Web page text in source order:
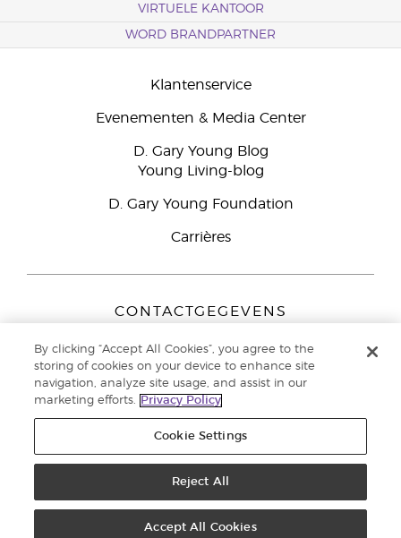
VIRTUELE KANTOOR
WORD BRANDPARTNER
Klantenservice
Evenementen & Media Center
D. Gary Young Blog
Young Living-blog
D. Gary Young Foundation
Carrières
CONTACTGEGEVENS
Peizerweg 97
9727 AJ Groningen
Nederland
Klantenservice:44-0-1480-710032
voorbehouden. | Privacybeleid
By clicking “Accept All Cookies”, you agree to the
storing of cookies on your device to enhance site
navigation, analyze site usage, and assist in our
marketing efforts.
Privacy Policy
Cookie Settings
Reject All
Accept All Cookies